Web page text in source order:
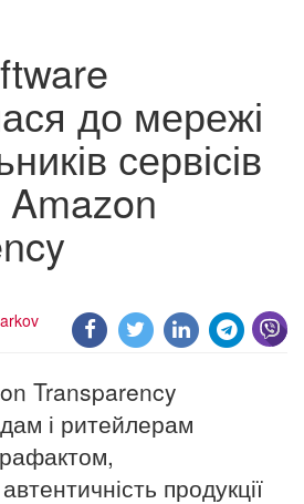
до мережі
сервісів
Transparency
і ритейлерам
продукції